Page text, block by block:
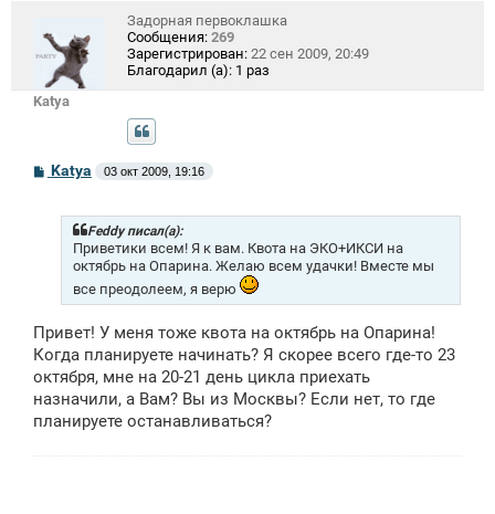
Katya
Задорная первоклашка
Сообщения: 269
Зарегистрирован: 22 сен 2009, 20:49
Благодарил (а): 1 раз
С
о
Katya 03 окт 2009, 19:16
Feddy писал(а):
Приветики всем! Я к вам. Квота на ЭКО+ИКСИ на
октябрь на Опарина. Желаю всем удачки! Вместе мы
все преодолеем, я верю
Привет! У меня тоже квота на октябрь на Опарина!
Когда планируете начинать? Я скорее всего где-то 23
октября, мне на 20-21 день цикла приехать
назначили, а Вам? Вы из Москвы? Если нет, то где
планируете останавливаться?